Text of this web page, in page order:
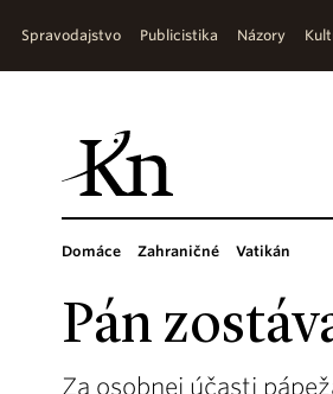
Spravodajstvo Publicistika Názory
Domáce Zahraničné Vatikán
Pán
Za osobnej účasti